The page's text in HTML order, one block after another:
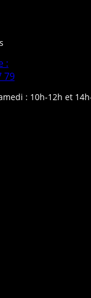
:
79
: 10h-12h et